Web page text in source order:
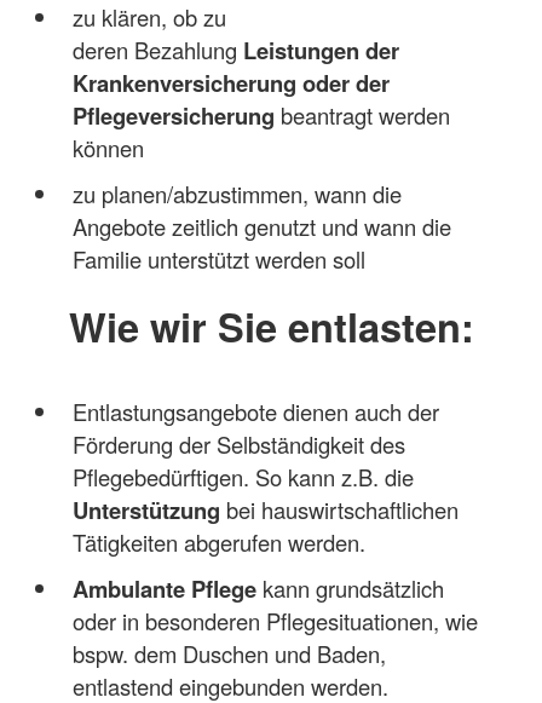
zu klären, ob zu
deren Bezahlung Leistungen der
Krankenversicherung oder der
Pflegeversicherung beantragt werden
können
zu planen/abzustimmen, wann die
Angebote zeitlich genutzt und wann die
Familie unterstützt werden soll
Wie wir Sie entlasten:
Entlastungsangebote dienen auch der
Förderung der Selbständigkeit des
Pflegebedürftigen. So kann z.B. die
Unterstützung bei hauswirtschaftlichen
Tätigkeiten abgerufen werden.
Ambulante Pflegekann grundsätzlich
oder in besonderen Pflegesituationen, wie
bspw. dem Duschen und Baden,
entlastend eingebunden werden.